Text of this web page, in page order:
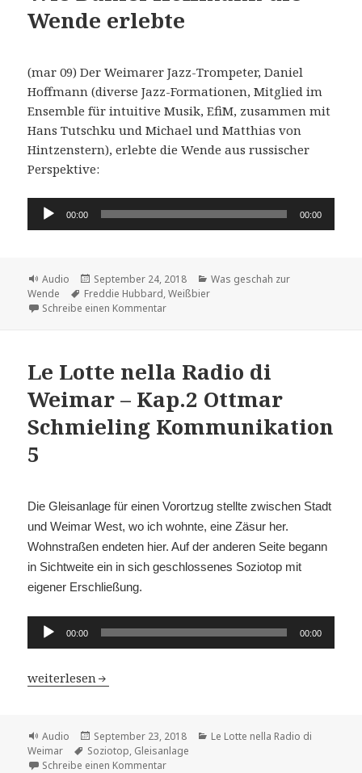
Wende erlebte
(mar 09) Der Weimarer Jazz-Trompeter, Daniel
Hoffmann (diverse Jazz-Formationen, Mitglied im
Ensemble für intuitive Musik, EfiM, zusammen mit
Hans Tutschku und Michael und Matthias von
Hintzenstern), erlebte die Wende aus russischer
Perspektive:
Audio-
00:00 00:00
Format
Audio
Veröffentlicht
am
September 24, 2018 Kategorien
Was geschah zur
Wende
Schlagwörter
Freddie Hubbard,Weißbier
Schreibe einen Kommentarzu Wie Daniel Hoffmann die Wende erlebte
Le Lotte nella Radio di
Weimar – Kap.2 Ottmar
Schmieling Kommunikation
5
Die Gleisanlage für einen Vorortzug stellte zwischen Stadt
und Weimar West, wo ich wohnte, eine Zäsur her.
Wohnstraßen endeten hier. Auf der anderen Seite begann
in Sichtweite ein in sich geschlossenes Soziotop mit
eigener Erschließung.
Audio-
00:00 00:00
Le Lotte nella Radio di Weimar – Kap.2 Ottmar
weiterlesen
Format
Audio
Veröffentlicht
am
September 23, 2018 Kategorien
Le Lotte nella Radio di
Weimar
Schlagwörter
Soziotop, Gleisanlage
Schreibe einen Kommentarzu Le Lotte nella Radio di Weimar –